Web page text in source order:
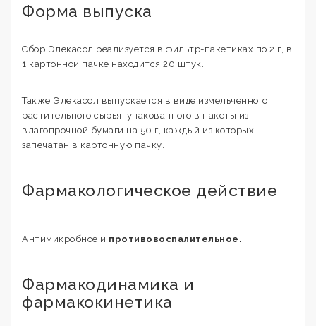
Форма выпуска
Сбор Элекасол реализуется в фильтр-пакетиках по 2 г, в
1 картонной пачке находится 20 штук.
Также Элекасол выпускается в виде измельченного
растительного сырья, упакованного в пакеты из
влагопрочной бумаги на 50 г, каждый из которых
запечатан в картонную пачку.
Фармакологическое действие
Антимикробное и противовоспалительное.
Фармакодинамика и
фармакокинетика